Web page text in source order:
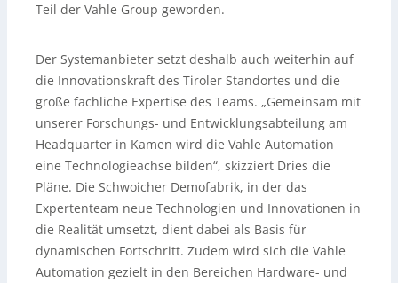
Teil der Vahle Group geworden.
Der Systemanbieter setzt deshalb auch weiterhin auf
die Innovationskraft des Tiroler Standortes und die
große fachliche Expertise des Teams. „Gemeinsam mit
unserer Forschungs- und Entwicklungsabteilung am
Headquarter in Kamen wird die Vahle Automation
eine Technologieachse bilden“, skizziert Dries die
Pläne. Die Schwoicher Demofabrik, in der das
Expertenteam neue Technologien und Innovationen in
die Realität umsetzt, dient dabei als Basis für
dynamischen Fortschritt. Zudem wird sich die Vahle
Automation gezielt in den Bereichen Hardware- und